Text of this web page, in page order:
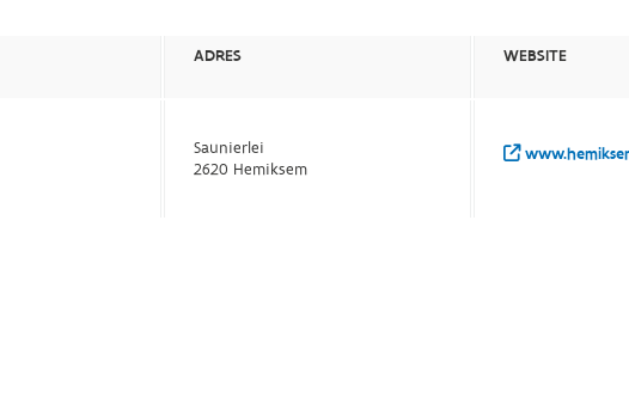
ADRES WEBSITE
Saunierlei
2620 Hemiksem